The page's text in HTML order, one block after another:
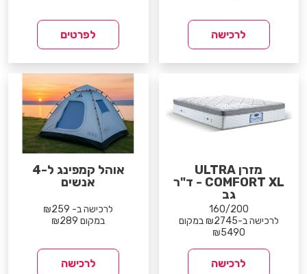
לרכישה לפרטים
מזרן ULTRA
COMFORT XL - ד"ר
גב
160/200
לרכישה ב-₪2745 במקום
₪5490
לרכישה
אוהל קמפינג ל-4
אנשים
לרכישה ב- ₪259
במקום ₪289
לרכישה